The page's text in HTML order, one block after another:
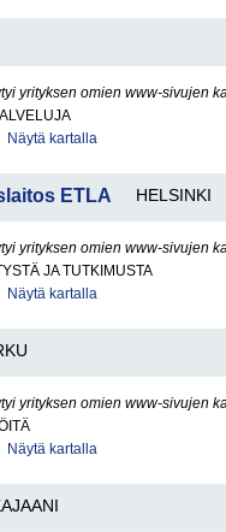
yrityksen omien www-sivujen
Näytä kartalla
ETLA HELSINKI
yrityksen omien www-sivujen
JA TUTKIMUSTA
Näytä kartalla
yrityksen omien www-sivujen
Näytä kartalla